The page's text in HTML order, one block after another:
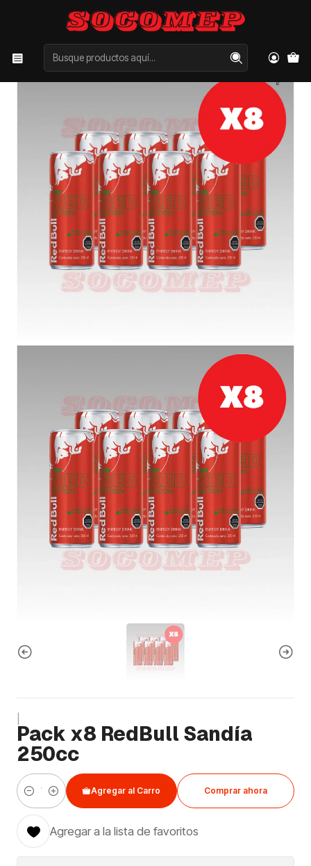
Categorías
ISOTÓNICAS Y ENERGÉTICAS
ENERGÉTICAS
Pack x8 RedBull Sandía 250cc
Pack x8 RedBull Sandía
250cc
Cantidad
Agregar al Carro Comprar ahora
Agregar a la lista de favoritos